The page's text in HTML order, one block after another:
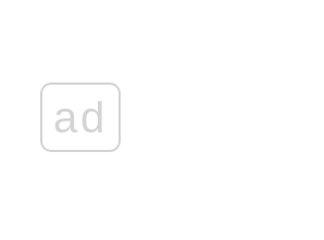
ad